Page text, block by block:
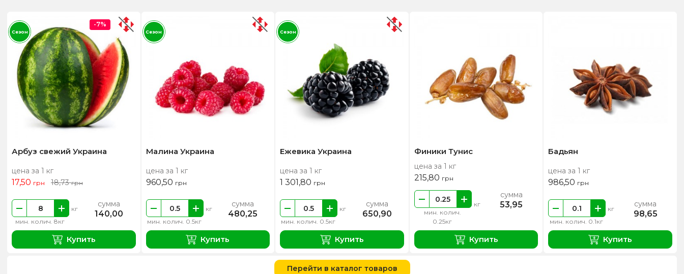
Арбуз свежий Украина
цена за 1 кг
17,50 грн 18,73грн
мин. колич. 8кг
кг сумма
140,00
Купить
-7%
Сезон
Малина Украина
цена за 1 кг
960,50 грн
мин. колич. 0.5кг
кг сумма
480,25
Купить
Сезон
Ежевика Украина
цена за 1 кг
1 301,80 грн
мин. колич. 0.5кг
кг сумма
650,90
Купить
Сезон
Финики Тунис
цена за 1 кг
215,80 грн
мин. колич.
0.25кг
кг
сумма
53,95
Купить
Бадьян
цена за 1 кг
986,50 грн
мин. колич. 0.1кг
кг сумма
98,65
Купить
Перейти в каталог товаров